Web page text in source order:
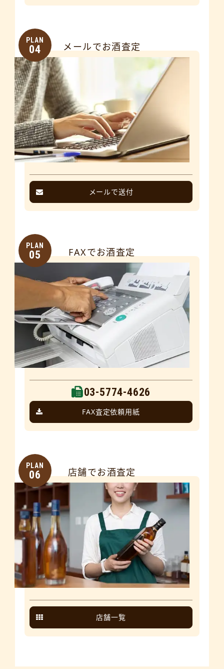
PLAN
04 メールでお酒査定
メールで送付
PLAN
05 FAXでお酒査定
03-5774-4626
FAX査定依頼用紙
PLAN
06 店舗でお酒査定
店舗一覧